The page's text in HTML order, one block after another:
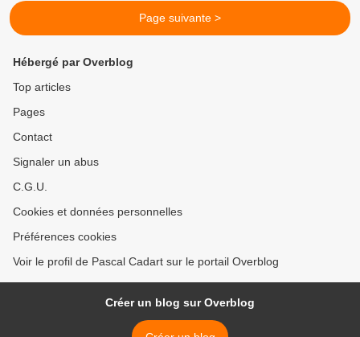
Page suivante >
Hébergé par Overblog
Top articles
Pages
Contact
Signaler un abus
C.G.U.
Cookies et données personnelles
Préférences cookies
Voir le profil de Pascal Cadart sur le portail Overblog
Créer un blog sur Overblog